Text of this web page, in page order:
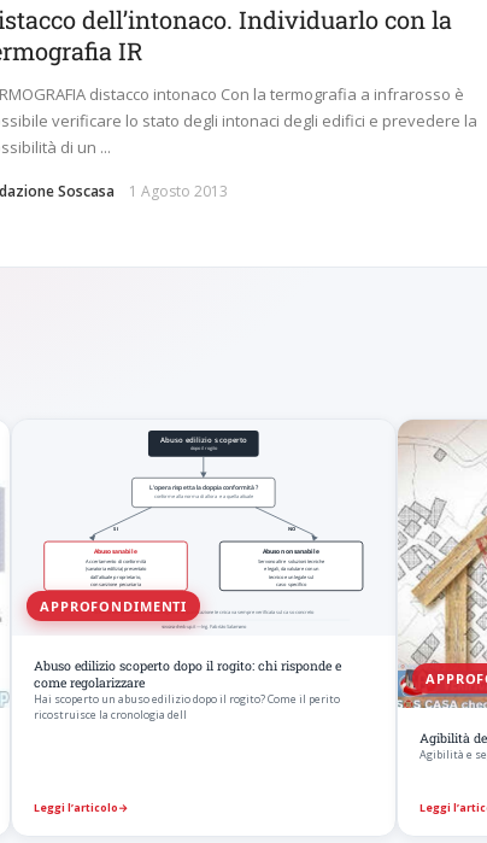
dell’intonaco. Individuarlo con la
IR
distacco intonaco Con la termografia a infrarosso è
verificare lo stato degli intonaci degli edifici e prevedere la
di un ...
Soscasa 1 Agosto 2013
APPROFONDIMENTI
Abuso edilizio scoperto dopo il rogito: chi risponde e
come regolarizzare
Hai scoperto un abuso edilizio dopo il rogito? Come il perito
ricostruisce la cronologia dell
Leggi l’articolo→
Agibilità
Agibilità e
Leggi